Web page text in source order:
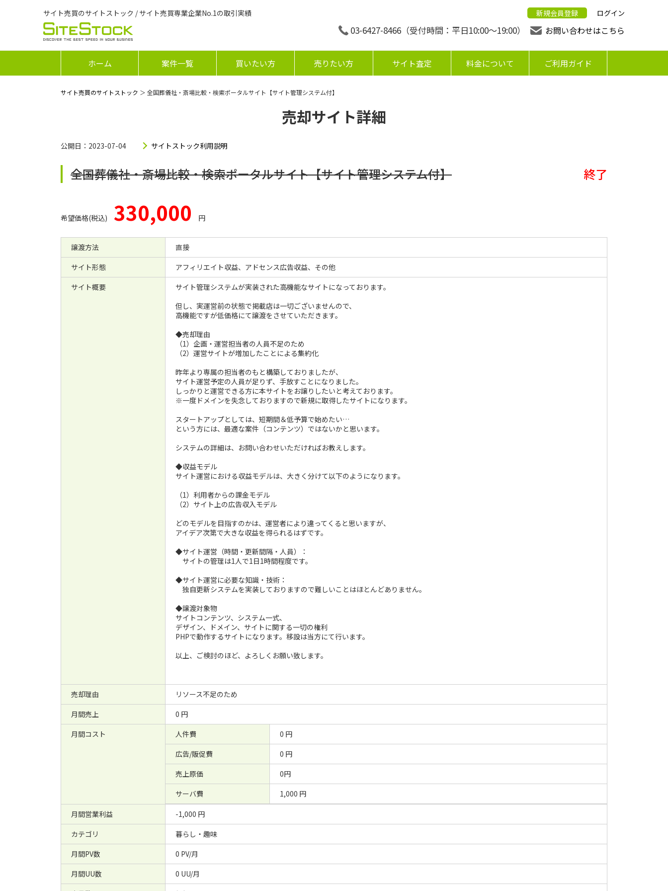
サイト売買のサイトストック / サイト売買専業企業No.1の取引実績 新規会員登録 ログイン
03-6427-8466 （受付時間：平日10:00〜19:00） お問い合わせはこちら
ホーム 案件一覧 買いたい方 売りたい方 サイト査定 料金について ご利用ガイド
サイト売買のサイトストック ＞ 全国葬儀社・斎場比較・検索ポータルサイト【サイト管理システム付】
売却サイト詳細
公開日：2023-07-04 サイトストック利用説明
全国葬儀社・斎場比較・検索ポータルサイト【サイト管理システム付】 終了
希望価格(税込) 330,000 円
譲渡方法
直接
サイト形態
アフィリエイト収益、アドセンス広告収益、その他
サイト概要
サイト管理システムが実装された高機能なサイトになっております。
但し、実運営前の状態で掲載店は一切ございませんので、
高機能ですが低価格にて譲渡をさせていただきます。
◆売却理由
（1）企画・運営担当者の人員不足のため
（2）運営サイトが増加したことによる集約化
昨年より専属の担当者のもと構築しておりましたが、
サイト運営予定の人員が足りず、手放すことになりました。
しっかりと運営できる方に本サイトをお譲りしたいと考えております。
※一度ドメインを失念しておりますので新規に取得したサイトになります。
スタートアップとしては、短期間＆低予算で始めたい…
という方には、最適な案件（コンテンツ）ではないかと思います。
システムの詳細は、お問い合わせいただければお教えします。
◆収益モデル
サイト運営における収益モデルは、大きく分けて以下のようになります。
（1）利用者からの課金モデル
（2）サイト上の広告収入モデル
どのモデルを目指すのかは、運営者により違ってくると思いますが、
アイデア次第で大きな収益を得られるはずです。
◆サイト運営（時間・更新間隔・人員）：
サイトの管理は1人で1日1時間程度です。
◆サイト運営に必要な知識・技術：
独自更新システムを実装しておりますので難しいことはほとんどありません。
◆譲渡対象物
サイトコンテンツ、システム一式、
デザイン、ドメイン、サイトに関する一切の権利
PHPで動作するサイトになります。移設は当方にて行います。
以上、ご検討のほど、よろしくお願い致します。
売却理由
リソース不足のため
月間売上
0 円
月間コスト
人件費
0 円
広告/販促費
0 円
売上原価
0円
サーバ費
1,000 円
月間営業利益
-1,000 円
カテゴリ
暮らし・趣味
月間PV数
0 PV/月
月間UU数
0 UU/月